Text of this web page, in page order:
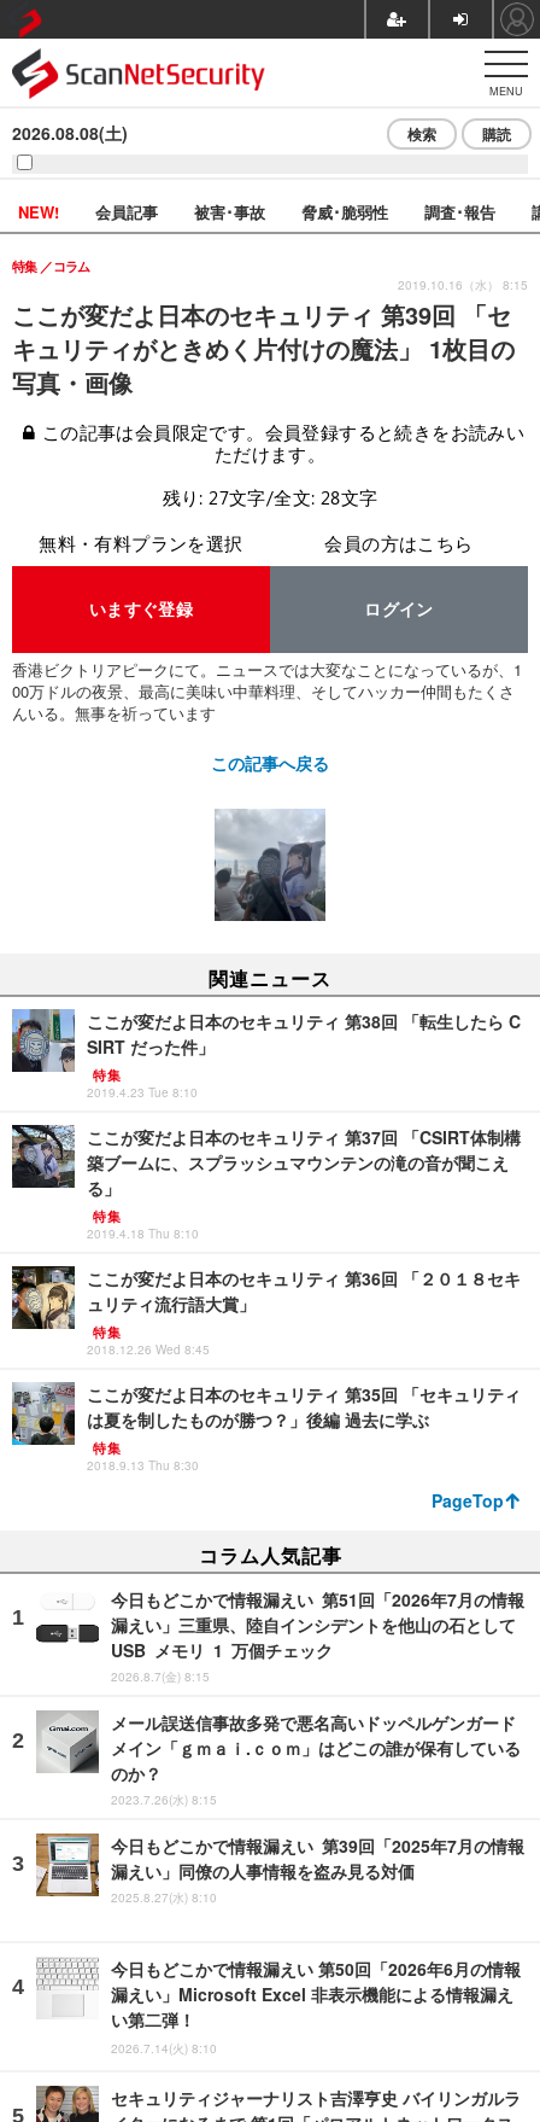
MENU
2026.08.08(土) 検索 購読
NEW! 会員記事 被害･事故 脅威･脆弱性 調査･報告
ここが変だよ日本のセキュリティ 第39回 「セ
キュリティがときめく片付けの魔法」 1枚目の
写真・画像
特集 コラム
2019.10.16（水） 8:15
この記事は会員限定です。会員登録すると続きをお読みい
ただけます。
残り: 27文字/全文: 28文字
無料・有料プランを選択
いますぐ登録
会員の方はこちら
ログイン
香港ビクトリアピークにて。ニュースでは大変なことになっているが、1
00万ドルの夜景、最高に美味い中華料理、そしてハッカー仲間もたくさ
んいる。無事を祈っています
この記事へ戻る
関連ニュース
ここが変だよ日本のセキュリティ 第38回 「転生したら C
SIRT だった件」
特集
2019.4.23 Tue 8:10
ここが変だよ日本のセキュリティ 第37回 「CSIRT体制構
築ブームに、スプラッシュマウンテンの滝の音が聞こえ
る」
特集
2019.4.18 Thu 8:10
ここが変だよ日本のセキュリティ 第36回 「２０１８セキ
ュリティ流行語大賞」
特集
2018.12.26 Wed 8:45
ここが変だよ日本のセキュリティ 第35回 「セキュリティ
は夏を制したものが勝つ？」後編 過去に学ぶ
特集
2018.9.13 Thu 8:30
PageTop
コラム人気記事
今日もどこかで情報漏えい 第51回「2026年7月の情報
漏えい」三重県、陸自インシデントを他山の石として
USB メモリ 1 万個チェック
2026.8.7(金) 8:15
メール誤送信事故多発で悪名高いドッペルゲンガード
メイン「ｇｍａｉ.ｃｏｍ」はどこの誰が保有している
のか？
2023.7.26(水) 8:15
今日もどこかで情報漏えい 第39回「2025年7月の情報
漏えい」同僚の人事情報を盗み見る対価
2025.8.27(水) 8:10
今日もどこかで情報漏えい 第50回「2026年6月の情報
漏えい」Microsoft Excel 非表示機能による情報漏え
い第二弾！
2026.7.14(火) 8:10
セキュリティジャーナリスト吉澤亨史 バイリンガルラ